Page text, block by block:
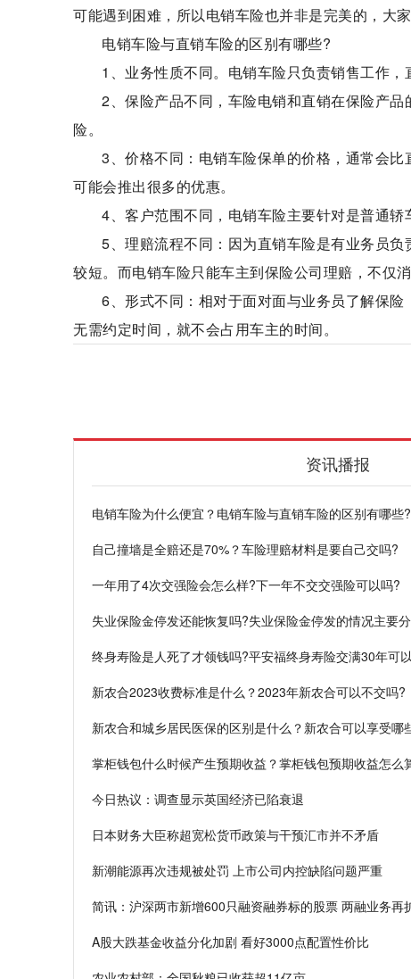
可能遇到困难，所以电销车险也并非是完美的，大
电销车险与直销车险的区别有哪些?
1、业务性质不同。电销车险只负责销售工作
2、保险产品不同，车险电销和直销在保险产
险。
3、价格不同：电销车险保单的价格，通常会
可能会推出很多的优惠。
4、客户范围不同，电销车险主要针对是普通轿
5、理赔流程不同：因为直销车险是有业务员
较短。而电销车险只能车主到保险公司理赔，不仅
6、形式不同：相对于面对面与业务员了解保
无需约定时间，就不会占用车主的时间。
资讯播报
电销车险为什么便宜？电销车险与直销车险的区别有哪些?
自己撞墙是全赔还是70%？车险理赔材料是要自己交吗?
一年用了4次交强险会怎么样?下一年不交交强险可以吗?
失业保险金停发还能恢复吗?失业保险金停发的情况主要
终身寿险是人死了才领钱吗?平安福终身寿险交满30年可
新农合2023收费标准是什么？2023年新农合可以不交吗?
新农合和城乡居民医保的区别是什么？新农合可以享受哪
掌柜钱包什么时候产生预期收益？掌柜钱包预期收益怎么
今日热议：调查显示英国经济已陷衰退
日本财务大臣称超宽松货币政策与干预汇市并不矛盾
新潮能源再次违规被处罚 上市公司内控缺陷问题严重
简讯：沪深两市新增600只融资融券标的股票 两融业务再
A股大跌基金收益分化加剧 看好3000点配置性价比